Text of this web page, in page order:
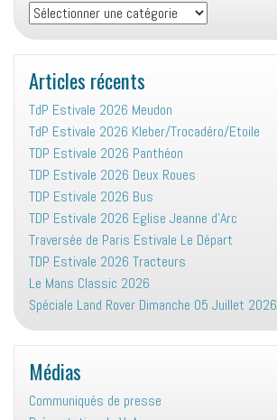
Vie
associative
:
Articles récents
TdP Estivale 2026 Meudon
TdP Estivale 2026 Kleber/Trocadéro/Etoile
TDP Estivale 2026 Panthéon
TDP Estivale 2026 Deux Roues
TDP Estivale 2026 Bus
TDP Estivale 2026 Eglise Jeanne d’Arc
Traversée de Paris Estivale Le Départ
TDP Estivale 2026 Tracteurs
Le Mans Classic 2026
Spéciale Land Rover Dimanche 05 Juillet 2026
Médias
Communiqués de presse